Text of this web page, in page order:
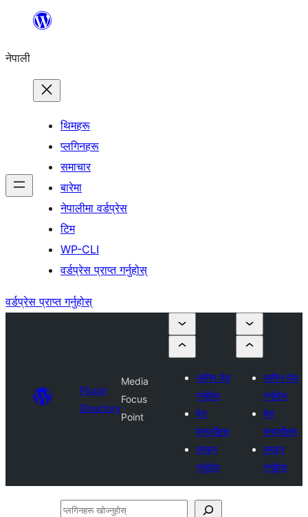
सामग्रीमा
नेपाली
थिमहरू
प्लगिनहरू
समाचार
बारेमा
नेपालीमा वर्डप्रेस
टिम
WP-CLI
वर्डप्रेस प्राप्त गर्नुहोस्
वर्डप्रेस प्राप्त गर्नुहोस्
Plugin
Directory
Media
Focus
Point
प्लगिन पेस
गर्नुहोस्
मेरा
मनपर्दोहरू
लगइन
गर्नुहोस्
प्लगिन पेस
गर्नुहोस्
मेरा
मनपर्दोहरू
लगइन
गर्नुहोस्
प्लगिनहरू